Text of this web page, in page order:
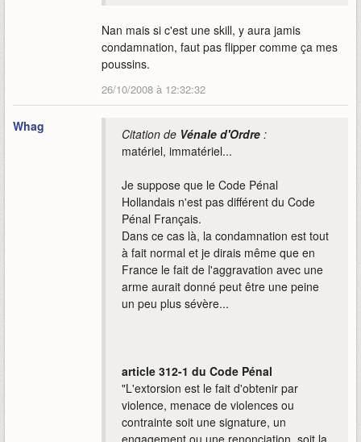
Nan mais si c'est une skill, y aura jamis
condamnation, faut pas flipper comme ça mes
poussins.
26/10/2008 à 12:32:32
Whag Citation de Vénale d'Ordre :
matériel, immatériel...
Je suppose que le Code Pénal
Hollandais n'est pas différent du Code
Pénal Français.
Dans ce cas là, la condamnation est tout
à fait normal et je dirais même que en
France le fait de l'aggravation avec une
arme aurait donné peut être une peine
un peu plus sévère...
article 312-1 du Code Pénal
"L'extorsion est le fait d'obtenir par
violence, menace de violences ou
contrainte soit une signature, un
engagement ou une renonciation, soit la